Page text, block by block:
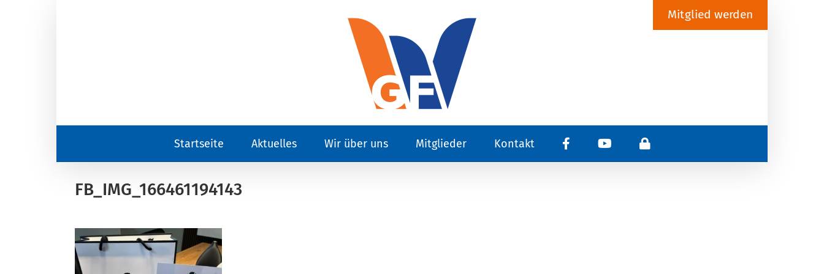
Mitglied werden
Startseite Aktuelles Wir über uns Mitglieder Kontakt
FB_IMG_166461194143